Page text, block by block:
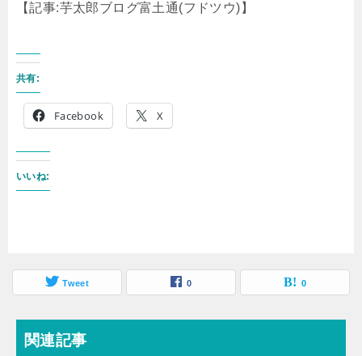
【記事:芋太郎ブログ富土通(フドツウ)】
共有:
Facebook X
いいね:
Tweet 0 0
関連記事